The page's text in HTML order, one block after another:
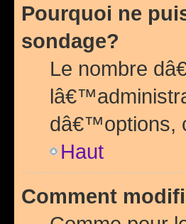
Pourquoi ne
sondage?
Le nombre
dâ€™options,
Haut
Comment